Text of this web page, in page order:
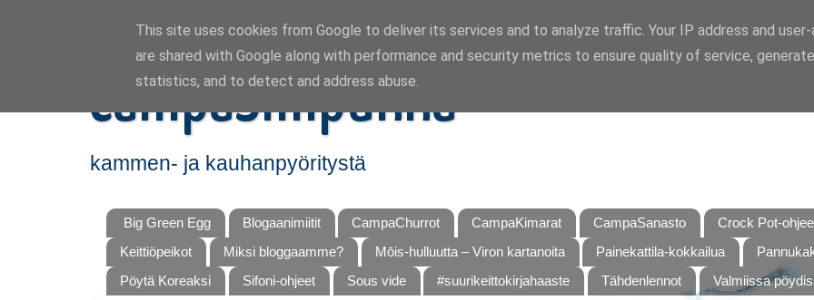
CampaSimpukka
kammen- ja kauhanpyöritystä
Big Green Egg Blogaanimiitit CampaChurrot CampaKimarat CampaSanasto
Crock Pot-
Keittiöpeikot
Miksi bloggaamme? Mōis-hulluutta – Viron kartanoita Painekattila-kokkailua
Pöytä Koreaksi
Sifoni-ohjeet Sous vide #suurikeittokirjahaaste Tähdenlennot Valmiissa
This site uses cookies from Google to deliver its services and to analyze traffic. Your IP address and
are shared with Google along with performance and security metrics to ensure quality of service,
statistics, and to detect and address abuse.